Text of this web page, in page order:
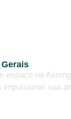
espaço na
sua